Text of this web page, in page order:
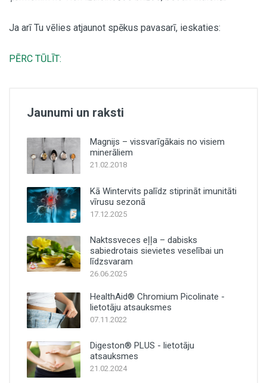
Ja arī Tu vēlies atjaunot spēkus pavasarī, ieskaties:
PĒRC TŪLĪT:
Jaunumi un raksti
Magnijs – vissvarīgākais no visiem
minerāliem
21.02.2018
Kā Wintervits palīdz stiprināt imunitāti
vīrusu sezonā
17.12.2025
Naktssveces eļļa – dabisks
sabiedrotais sievietes veselībai un
līdzsvaram
26.06.2025
HealthAid® Chromium Picolinate -
lietotāju atsauksmes
07.11.2022
Digeston® PLUS - lietotāju
atsauksmes
21.02.2024